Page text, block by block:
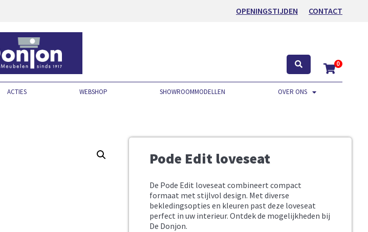
OPENINGSTIJDEN CONTACT
0
ACTIES WEBSHOP SHOWROOMMODELLEN OVER ONS
Pode Edit loveseat
De Pode Edit loveseat combineert compact
formaat met stijlvol design. Met diverse
bekledingsopties en kleuren past deze loveseat
perfect in uw interieur. Ontdek de mogelijkheden bij
De Donjon.